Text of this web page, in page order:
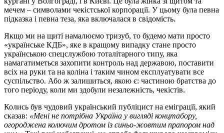
мечем – символами чекістської корпорації. У цьому була певна
підказка і певна теза, яка включалася в свідомість.
Якщо ми на щиті намалюємо тризуб, то будемо мати просто
«українське КДБ», яке в кращому випадку стане просто
українською спецслужбою тоталітарного типу, яка
намагатиметься захопити контроль над державою, поставити
всіх на руки та на коліна і таким чином експлуатувати все
суспільство. Або ж залишиться, якою є: частиною братства до
того періоду, коли ми здобули незалежність, чекістів.
Колись був чудовий український публіцист на еміграції, який
сказав: «Мені не потрібна Україна у вигляді концтабору,
огороджена колючим дротом із синьо-жовтим прапором над